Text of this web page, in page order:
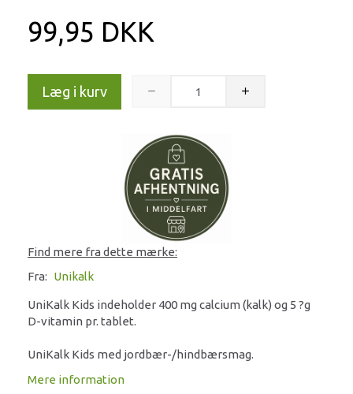
99,95 DKK
Læg i kurv
Find mere fra dette mærke:
Fra: Unikalk
UniKalk Kids indeholder 400 mg calcium (kalk) og 5 ?g
D-vitamin pr. tablet.
UniKalk Kids med jordbær-/hindbærsmag.
Mere information